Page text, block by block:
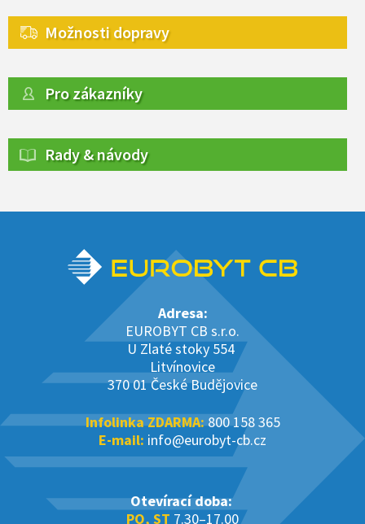
Možnosti dopravy
Pro zákazníky
Rady & návody
Adresa:
EUROBYT CB s.r.o.
U Zlaté stoky 554
Litvínovice
370 01 České Budějovice
Infolinka ZDARMA:800 158 365
E-mail: info@eurobyt-cb.cz
Otevírací doba:
PO, ST 7.30–17.00